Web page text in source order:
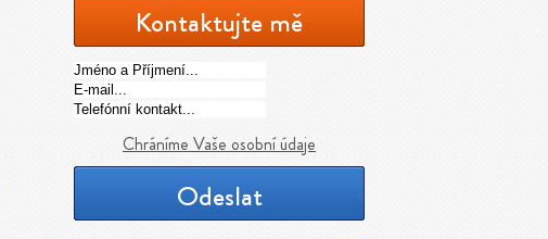
Kontaktujte mě
Chráníme Vaše osobní údaje
Odeslat